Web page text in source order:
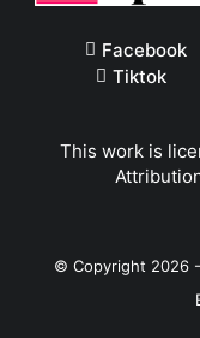
Facebook
Tiktok
This work is
© Copyright 2026-